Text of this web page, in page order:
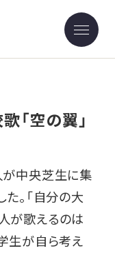
「空の翼」
中央芝生に集
た。「自分の大
が歌えるのは
生が自ら考え